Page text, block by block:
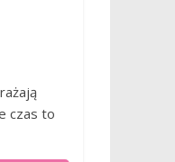
czas to